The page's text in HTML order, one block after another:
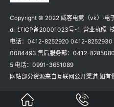
Copyright © 2022 威客电竞（vk）·电
d. 辽ICP备20001023号-1 营业执照
电话：0412-8252920 0412-
0084493 售后服务部：0412-
5 电话：0991-3651089
网站部分资源来自互联网公开渠道